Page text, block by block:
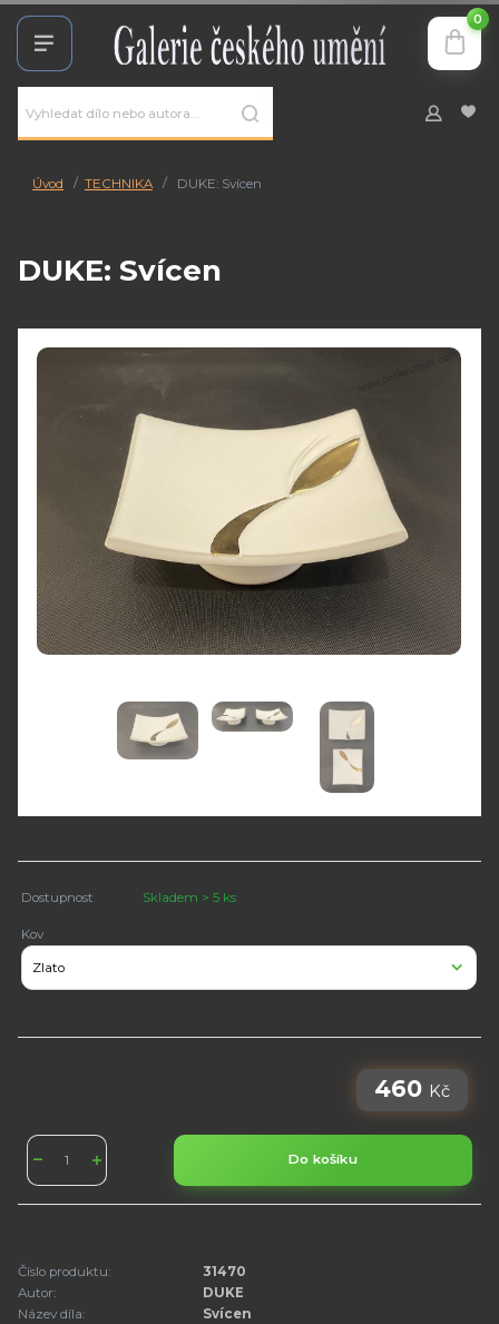
0
Úvod TECHNIKA DUKE: Svícen
DUKE: Svícen
Dostupnost Skladem > 5 ks
Kov
460 Kč
Do košíku
Číslo produktu:
31470
Autor:
DUKE
Název díla:
Svícen